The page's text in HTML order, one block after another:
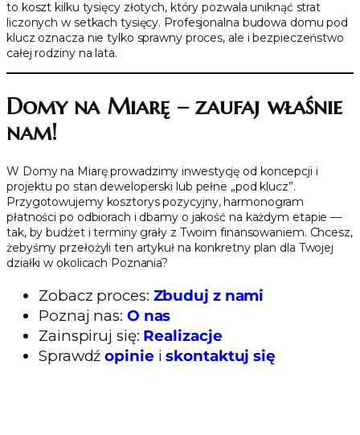
to koszt kilku tysięcy złotych, który pozwala uniknąć strat
liczonych w setkach tysięcy. Profesjonalna budowa domu pod
klucz oznacza nie tylko sprawny proces, ale i bezpieczeństwo
całej rodziny na lata.
Domy na Miarę – zaufaj właśnie
nam!
W Domy na Miarę prowadzimy inwestycję od koncepcji i
projektu po stan deweloperski lub pełne „pod klucz”.
Przygotowujemy kosztorys pozycyjny, harmonogram
płatności po odbiorach i dbamy o jakość na każdym etapie —
tak, by budżet i terminy grały z Twoim finansowaniem. Chcesz,
żebyśmy przełożyli ten artykuł na konkretny plan dla Twojej
działki w okolicach Poznania?
Zobacz proces: Zbuduj z nami
Poznaj nas: O nas
Zainspiruj się: Realizacje
Sprawdźopinie iskontaktuj się